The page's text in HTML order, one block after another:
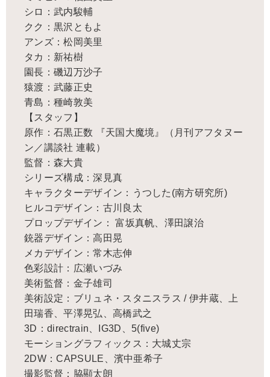
シロ：武内駿輔
クク：黒沢ともよ
アンズ：松岡美里
タカ：新祐樹
園長：磯辺万沙子
猿渡：武藤正史
青島：種崎敦美
【スタッフ】
原作：石黒正数 『天国大魔境』（月刊アフタヌー
ン／講談社 連載）
監督：森大貴
シリーズ構成：深見真
キャラクターデザイン：うつした(南方研究所)
ヒルコデザイン：古川良太
プロップデザイン： 富坂真帆、澤田譲治
銃器デザイン：高田晃
メカデザイン：常木志伸
色彩設計：広瀬いづみ
美術監督：金子雄司
美術設定：ブリュネ・スタニスラス / 伊井蔵、上
田瑞香、平澤晃弘、高橋武之
3D：directrain、IG3D、5(five)
モーショングラフィックス：大城丈宗
2DW：CAPSULE、濱中亜希子
撮影監督：脇顯太朗